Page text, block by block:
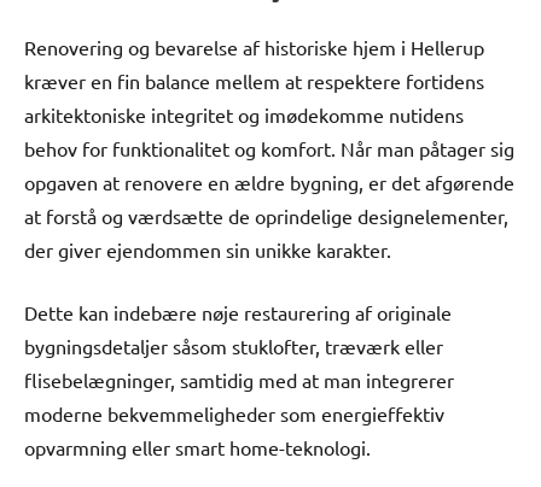
Renovering og bevarelse af historiske hjem i Hellerup
kræver en fin balance mellem at respektere fortidens
arkitektoniske integritet og imødekomme nutidens
behov for funktionalitet og komfort. Når man påtager sig
opgaven at renovere en ældre bygning, er det afgørende
at forstå og værdsætte de oprindelige designelementer,
der giver ejendommen sin unikke karakter.
Dette kan indebære nøje restaurering af originale
bygningsdetaljer såsom stuklofter, træværk eller
flisebelægninger, samtidig med at man integrerer
moderne bekvemmeligheder som energieffektiv
opvarmning eller smart home-teknologi.